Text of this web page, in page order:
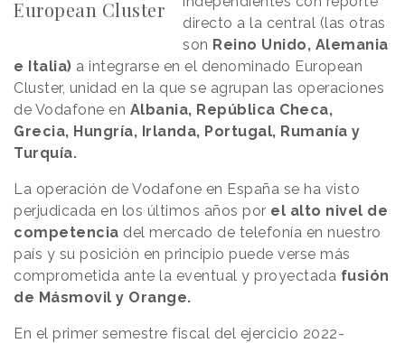
European Cluster
directo a la central (las otras
son Reino Unido, Alemania
e Italia) a integrarse en el denominado European
Cluster, unidad en la que se agrupan las operaciones
de Vodafone en Albania, República Checa,
Grecia, Hungría, Irlanda, Portugal, Rumanía y
Turquía.
La operación de Vodafone en España se ha visto
perjudicada en los últimos años por el alto nivel de
competencia del mercado de telefonía en nuestro
país y su posición en principio puede verse más
comprometida ante la eventual y proyectada fusión
de Másmovil y Orange.
En el primer semestre fiscal del ejercicio 2022-